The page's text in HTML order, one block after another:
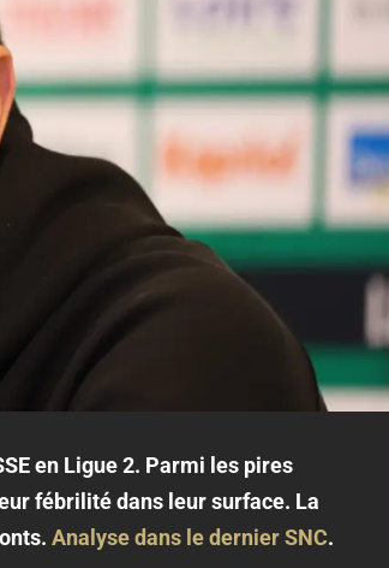
en Ligue 2. Parmi les pires
fébrilité dans leur surface. La
Analyse dans le dernier SNC.